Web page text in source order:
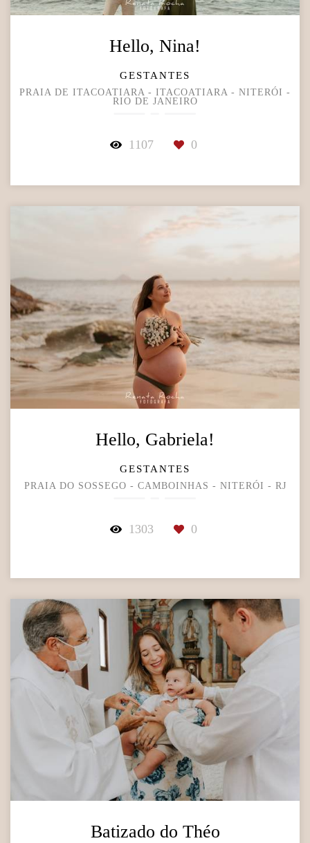
Hello, Nina!
GESTANTES
PRAIA DE ITACOATIARA - ITACOATIARA - NITERÓI -
RIO DE JANEIRO
1107 0
Hello, Gabriela!
GESTANTES
PRAIA DO SOSSEGO - CAMBOINHAS - NITERÓI - RJ
1303 0
Batizado do Théo